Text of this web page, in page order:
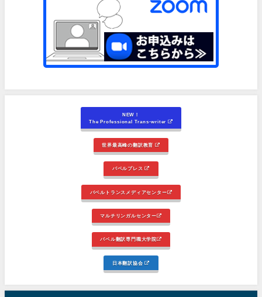
NEW！
The Professional Trans-writer
世界最高峰の翻訳教育
バベルプレス
バベルトランスメディアセンター
マルチリンガルセンター
バベル翻訳専門職大学院
日本翻訳協会